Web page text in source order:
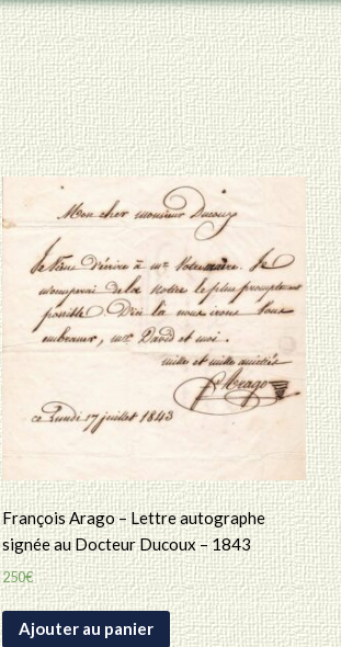
François Arago – Lettre autographe
signée au Docteur Ducoux – 1843
250€
Ajouter au panier